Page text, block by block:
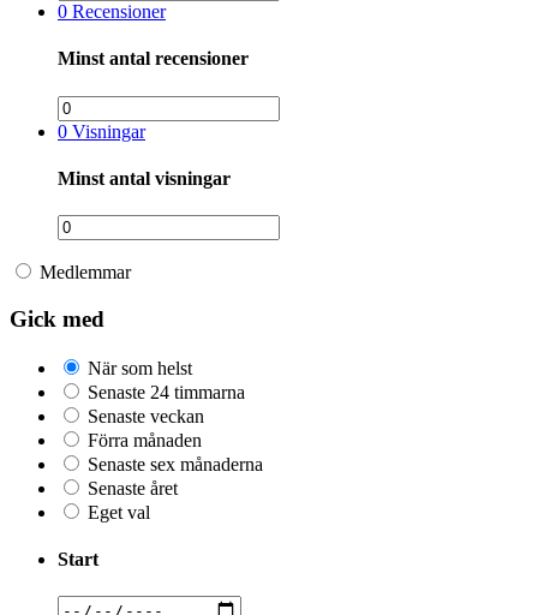
0 Recensioner
Minst antal recensioner
0 Visningar
Minst antal visningar
Medlemmar
Gick med
När som helst
Senaste 24 timmarna
Senaste veckan
Förra månaden
Senaste sex månaderna
Senaste året
Eget val
Start